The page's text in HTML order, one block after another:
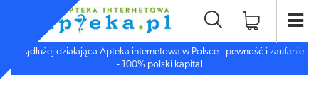
Najdłużej działająca Apteka internetowa w Polsce - pewność i zaufanie
- 100% polski kapitał